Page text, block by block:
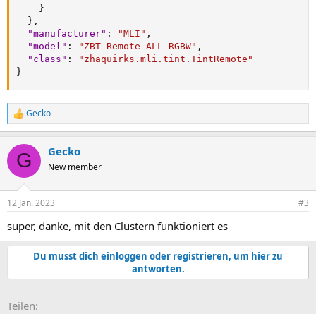
}
} ,
"manufacturer" : "MLI" ,
"model" : "ZBT-Remote-ALL-RGBW" ,
"class" :
"zhaquirks.mli.tint.TintRemote"
}
R
e
k
i
e
:
Gecko
G Gecko
New member
12 Jan. 2023 #3
super, danke, mit den Clustern funktioniert es
Du musst dich einloggen oder registrieren, um hier zu
antworten.
Teilen: